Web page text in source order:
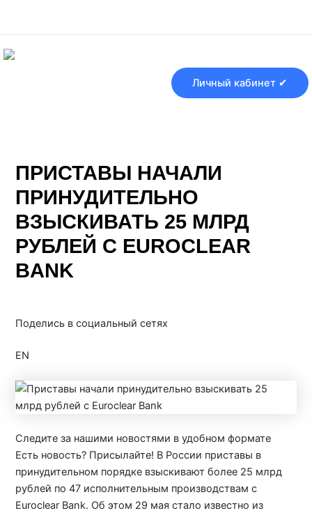
Личный кабинет ✔
ПРИСТАВЫ НАЧАЛИ
ПРИНУДИТЕЛЬНО
ВЗЫСКИВАТЬ 25 МЛРД
РУБЛЕЙ С EUROCLEAR
BANK
Поделись в социальный сетях
EN
Следите за нашими новостями в удобном формате
Есть новость? Присылайте! В России приставы в
принудительном порядке взыскивают более 25 млрд
рублей по 47 исполнительным производствам с
Euroclear Bank. Об этом 29 мая стало известно из